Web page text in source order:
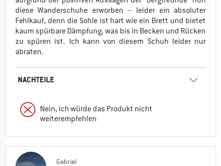
diese Wanderschuhe erworben -- leider ein absoluter
Fehlkauf, denn die Sohle ist hart wie ein Brett und bietet
kaum spürbare Dämpfung, was bis in Becken und Rücken
zu spüren ist. Ich kann von diesem Schuh leider nur
abraten.
NACHTEILE
Nein, ich würde das Produkt nicht
weiterempfehlen
Gabriel